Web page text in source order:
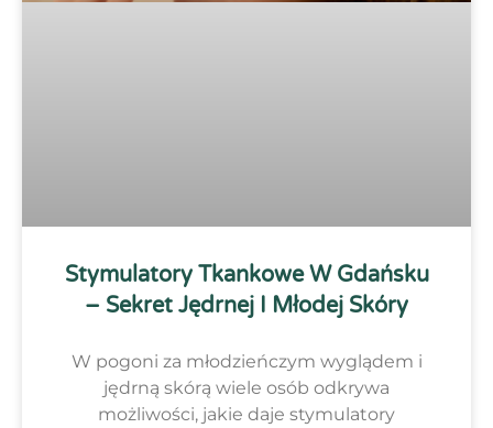
Stymulatory Tkankowe W Gdańsku
– Sekret Jędrnej I Młodej Skóry
W pogoni za młodzieńczym wyglądem i
jędrną skórą wiele osób odkrywa
możliwości, jakie daje stymulatory